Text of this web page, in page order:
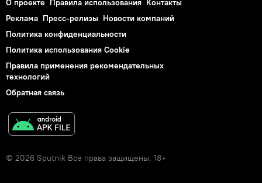
О проекте Правила использования Контакты
Реклама Пресс-релизы Новости компаний
Политика конфиденциальности
Политика использования Cookie
Правила применения рекомендательных
технологий
Обратная связь
© 2026 Sputnik Все права защищены. 18+